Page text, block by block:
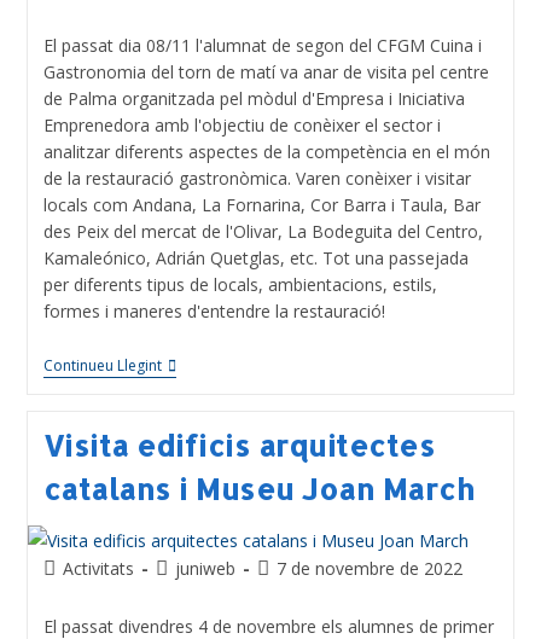
El passat dia 08/11 l'alumnat de segon del CFGM Cuina i
Gastronomia del torn de matí va anar de visita pel centre
de Palma organitzada pel mòdul d'Empresa i Iniciativa
Emprenedora amb l'objectiu de conèixer el sector i
analitzar diferents aspectes de la competència en el món
de la restauració gastronòmica. Varen conèixer i visitar
locals com Andana, La Fornarina, Cor Barra i Taula, Bar
des Peix del mercat de l'Olivar, La Bodeguita del Centro,
Kamaleónico, Adrián Quetglas, etc. Tot una passejada
per diferents tipus de locals, ambientacions, estils,
formes i maneres d'entendre la restauració!
Continueu Llegint
Visita edificis arquitectes
catalans i Museu Joan March
Activitats juniweb 7 de novembre de 2022
El passat divendres 4 de novembre els alumnes de primer